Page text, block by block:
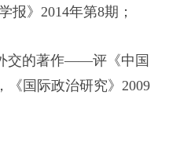
报》2014年第8期；
交的著作——评《中国
《国际政治研究》2009